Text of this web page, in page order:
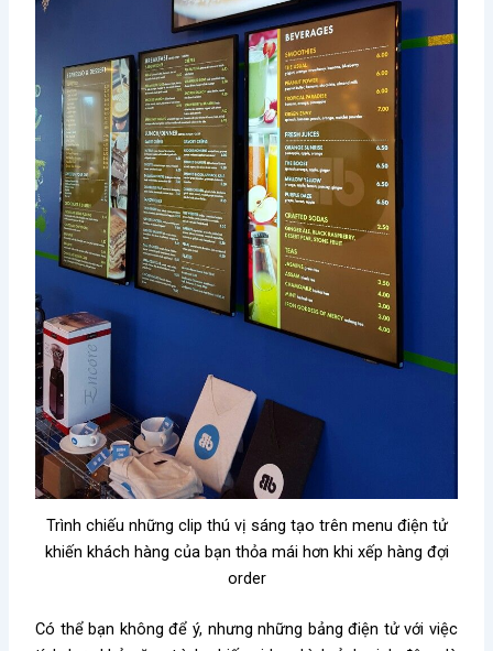
Trình chiếu những clip thú vị sáng tạo trên menu điện tử
khiến khách hàng của bạn thỏa mái hơn khi xếp hàng đợi
order
Có thể bạn không để ý, nhưng những bảng điện tử với việc